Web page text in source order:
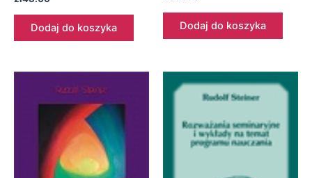
Dodaj do koszyka Dodaj do koszyka